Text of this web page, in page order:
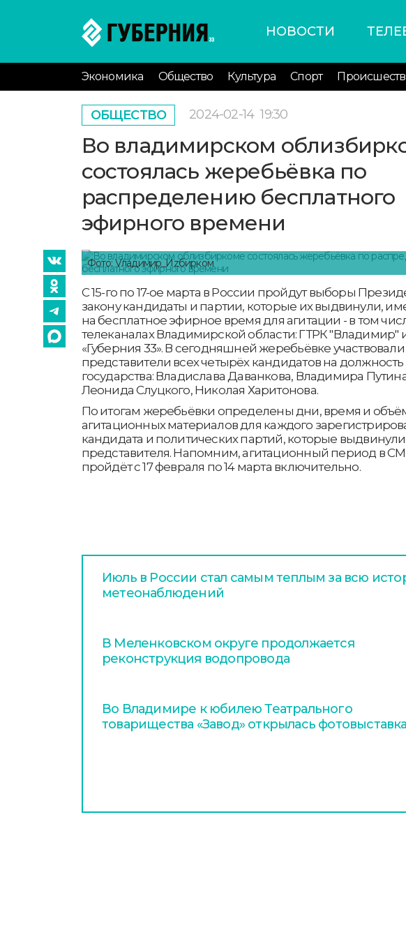
НОВОСТИ
Экономика Общество Культура Спорт
ОБЩЕСТВО 2024-02-14 19:30
Во владимирском
состоялась жеребьёвка по
распределению бесплатного
эфирного времени
Фото: Vладимир_Иzбирком
С 15-го по 17-ое марта в России пройдут выборы
закону кандидаты и партии, которые их выдвинули,
на бесплатное эфирное время для агитации - в том
телеканалах Владимирской области: ГТРК "Владимир"
«Губерния 33». В сегодняшней жеребьёвке участвовали
представители всех четырёх кандидатов на должность
государства: Владислава Даванкова, Владимира
Леонида Слуцкого, Николая Харитонова.
По итогам жеребьёвки определены дни, время и
агитационных материалов для каждого
кандидата и политических партий, которые выдвинули
представителя. Напомним, агитационный период в
пройдёт с 17 февраля по 14 марта включительно.
Июль в России стал самым теплым за всю
метеонаблюдений
В Меленковском округе продолжается
реконструкция водопровода
Во Владимире к юбилею Театрального
товарищества «Завод» открылась фотовыставка